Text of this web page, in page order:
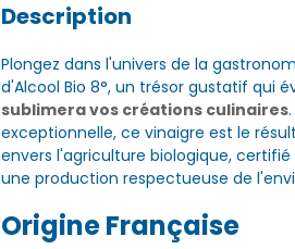
Description
Plongez dans l'univers de la
d'Alcool Bio 8°, un trésor gustatif qui
sublimera vos créations culinaires
exceptionnelle, ce vinaigre est le
envers l'agriculture biologique,
une production respectueuse de
Origine Française